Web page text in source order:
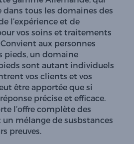
tous les domaines des
l’expérience et de
vos soins et traitements
aux personnes
pieds, un domaine
sont autant individuels
vos clients et vos
être apportée que si
précise et efficace.
l’offre complète des
mélange de susbstances
preuves.